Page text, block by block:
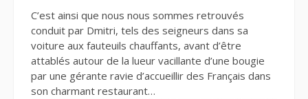
C’est ainsi que nous nous sommes retrouvés
conduit par Dmitri, tels des seigneurs dans sa
voiture aux fauteuils chauffants, avant d’être
attablés autour de la lueur vacillante d’une bougie
par une gérante ravie d’accueillir des Français dans
son charmant restaurant…